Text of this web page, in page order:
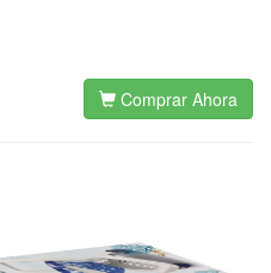
Comprar Ahora